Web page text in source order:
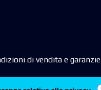
di vendita e garanzie